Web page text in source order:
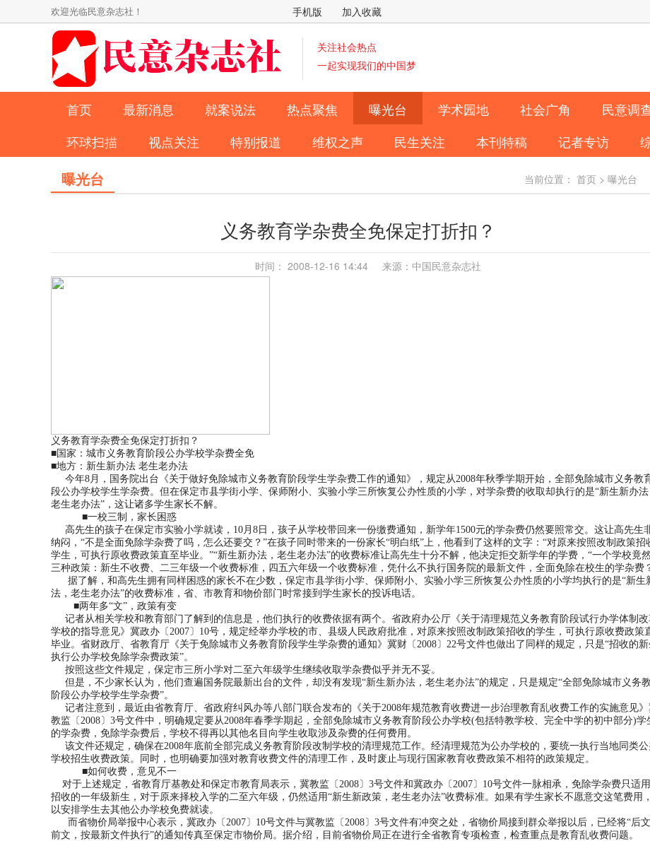
欢迎光临民意杂志社！ 手机版 加入收藏
关注社会热点
一起实现我们的中国梦
首页 最新消息 就案说法 热点聚焦 曝光台 学术园地 社会广角 民意调
环球扫描
视点关注 特别报道 维权之声 民生关注 本刊特稿 记者专访
曝光台 当前位置： 首页 > 曝光台
义务教育学杂费全免保定打折扣？
时间： 2008-12-16 14:44 来源：中国民意杂志社
义务教育学杂费全免保定打折扣？
■国家：城市义务教育阶段公办学校学杂费全免
■地方：新生新办法 老生老办法
今年8月，国务院出台《关于做好免除城市义务教育阶段学生学杂费工作的通知》，规定从2008年秋季学期开始，全部免除城市义务教
段公办学校学生学杂费。但在保定市县学街小学、保师附小、实验小学三所恢复公办性质的小学，对学杂费的收取却执行的是“新生新办法
老生老办法”，这让诸多学生家长不解。
■一校三制，家长困惑
高先生的孩子在保定市实验小学就读，10月8日，孩子从学校带回来一份缴费通知，新学年1500元的学杂费仍然要照常交。这让高先生
纳闷，“不是全面免除学杂费了吗，怎么还要交？”在孩子同时带来的一份家长“明白纸”上，他看到了这样的文字：“对原来按照改制政策招
学生，可执行原收费政策直至毕业。”“新生新办法，老生老办法”的收费标准让高先生十分不解，他决定拒交新学年的学费，“一个学校竟
三种政策：新生不收费、二三年级一个收费标准，四五六年级一个收费标准，凭什么不执行国务院的最新文件，全面免除在校生的学杂费
据了解，和高先生拥有同样困惑的家长不在少数，保定市县学街小学、保师附小、实验小学三所恢复公办性质的小学均执行的是“新生
法，老生老办法”的收费标准，省、市教育和物价部门时常接到学生家长的投诉电话。
■两年多“文”，政策有变
记者从相关学校和教育部门了解到的信息是，他们执行的收费依据有两个。省政府办公厅《关于清理规范义务教育阶段试行办学体制
学校的指导意见》冀政办〔2007〕10号，规定经举办学校的市、县级人民政府批准，对原来按照改制政策招收的学生，可执行原收费政策
毕业。省财政厅、省教育厅《关于免除城市义务教育阶段学生学杂费的通知》冀财〔2008〕22号文件也做出了同样的规定，只是“招收的新
执行公办学校免除学杂费政策”。
按照这些文件规定，保定市三所小学对二至六年级学生继续收取学杂费似乎并无不妥。
但是，不少家长认为，他们查遍国务院最新出台的文件，却没有发现“新生新办法，老生老办法”的规定，只是规定“全部免除城市义务
阶段公办学校学生学杂费”。
记者注意到，最近由省教育厅、省政府纠风办等八部门联合发布的《关于2008年规范教育收费进一步治理教育乱收费工作的实施意见
教监〔2008〕3号文件中，明确规定要从2008年春季学期起，全部免除城市义务教育阶段公办学校(包括特教学校、完全中学的初中部分)学
的学杂费，免除学杂费后，学校不得再以其他名目向学生收取涉及杂费的任何费用。
该文件还规定，确保在2008年底前全部完成义务教育阶段改制学校的清理规范工作。经清理规范为公办学校的，要统一执行当地同类
学校招生收费政策。同时，也明确要加强对教育收费文件的清理工作，及时废止与现行国家教育收费政策不相符的政策规定。
■如何收费，意见不一
对于上述规定，省教育厅基教处和保定市教育局表示，冀教监〔2008〕3号文件和冀政办〔2007〕10号文件一脉相承， 免除学杂费只适
招收的一年级新生，对于原来择校入学的二至六年级，仍然适用“新生新政策，老生老办法”收费标准。如果有学生家长不愿意交这笔费用
以安排学生去其他公办学校免费就读。
而省物价局举报中心表示，冀政办〔2007〕10号文件与冀教监〔2008〕3号文件有冲突之处，省物价局接到群众举报以后，已经将“后
前文，按最新文件执行”的通知传真至保定市物价局。据介绍，目前省物价局正在进行全省教育专项检查，检查重点是教育乱收费问题。